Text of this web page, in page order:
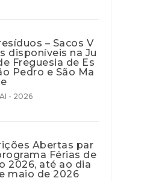
– Sacos V
disponíveis na Ju
Freguesia de Es
Pedro e São Ma
- 2026
Abertas par
Férias de
2026, até ao dia
maio de 2026